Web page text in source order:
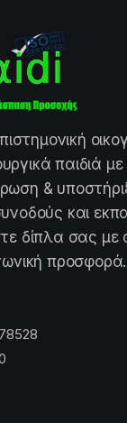
παιδιά
&
και
δίπλα σας με
προσφορά.